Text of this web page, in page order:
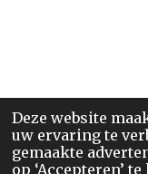
Deze website
uw ervaring te
gemaakte
op ‘Accepteren’